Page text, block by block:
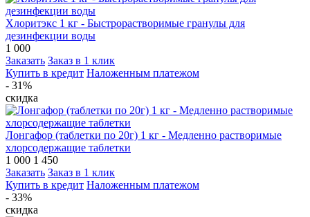
Хлоритэкс 1 кг - Быстрорастворимые гранулы для
дезинфекции воды
1 000
Заказать Заказ в 1 клик
Купить в кредит Наложенным платежом
- 31%
скидка
Лонгафор (таблетки по 20г) 1 кг - Медленно растворимые
хлорсодержащие таблетки
1 000 1 450
Заказать Заказ в 1 клик
Купить в кредит Наложенным платежом
- 33%
скидка